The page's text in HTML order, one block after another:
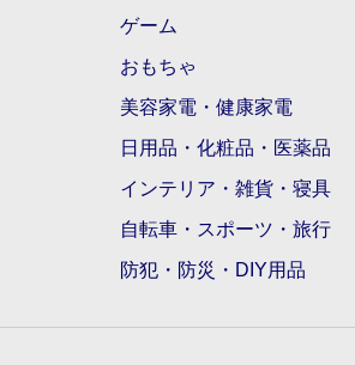
ゲーム
おもちゃ
美容家電・健康家電
日用品・化粧品・医薬品
インテリア・雑貨・寝具
自転車・スポーツ・旅行
防犯・防災・DIY用品